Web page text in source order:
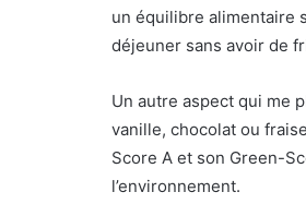
un équilibre alimentaire
déjeuner sans avoir de
Un autre aspect qui me
vanille, chocolat ou
Score A et son Green-
l’environnement.